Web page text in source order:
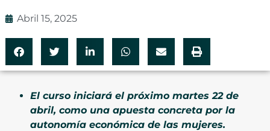
Abril 15, 2025
El curso iniciará el próximo martes 22 de
abril, como una apuesta concreta por la
autonomía económica de las mujeres.